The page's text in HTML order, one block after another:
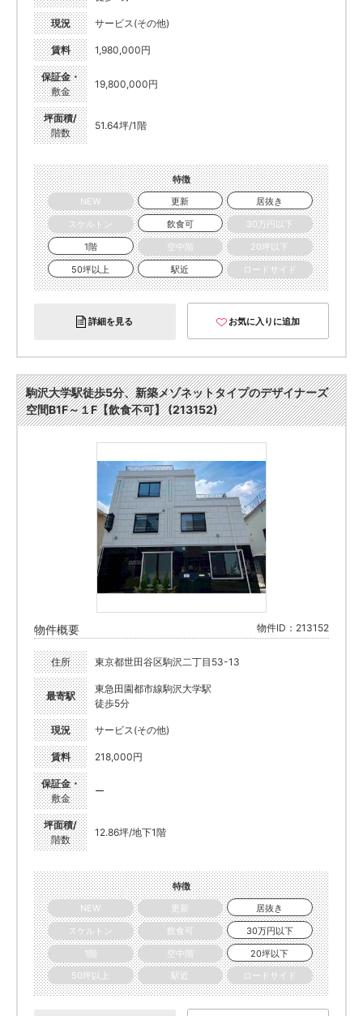
現況 サービス(その他)
賃料 1,980,000円
保証金・
敷金
19,800,000円
坪面積/
階数
51.64坪/1階
特徴
NEW
更新
居抜き
スケルトン
飲食可
30万円以下
1階
空中階
20坪以下
50坪以上
駅近 ロードサイド
詳細を見る お気に入りに追加
駒沢大学駅徒歩5分、新築メゾネットタイプのデザイナーズ
空間B1F～１F【飲食不可】 (213152)
物件概要 物件ID：213152
住所 東京都世田谷区駒沢二丁目53-13
最寄駅
東急田園都市線駒沢大学駅
徒歩5分
現況 サービス(その他)
賃料 218,000円
保証金・
敷金
ー
坪面積/
階数
12.86坪/地下1階
特徴
NEW
更新
居抜き
スケルトン
飲食可
30万円以下
1階
空中階
20坪以下
50坪以上
駅近 ロードサイド